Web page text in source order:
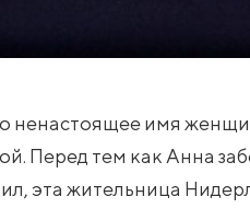
ненастоящее имя
Перед тем как Анна
эта жительница